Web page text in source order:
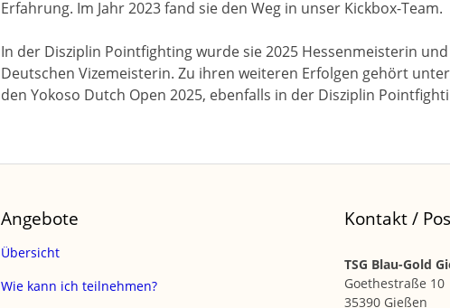
Erfahrung. Im Jahr 2023 fand sie den Weg in unser Kickbox-Team.
In der Disziplin Pointfighting wurde sie 2025 Hessenmeisterin
Deutschen Vizemeisterin. Zu ihren weiteren Erfolgen gehört
den Yokoso Dutch Open 2025, ebenfalls in der Disziplin
Angebote
Übersicht
Wie kann ich teilnehmen?
Kontakt /
TSG Blau-Gold
Goethestraße 10
35390 Gießen